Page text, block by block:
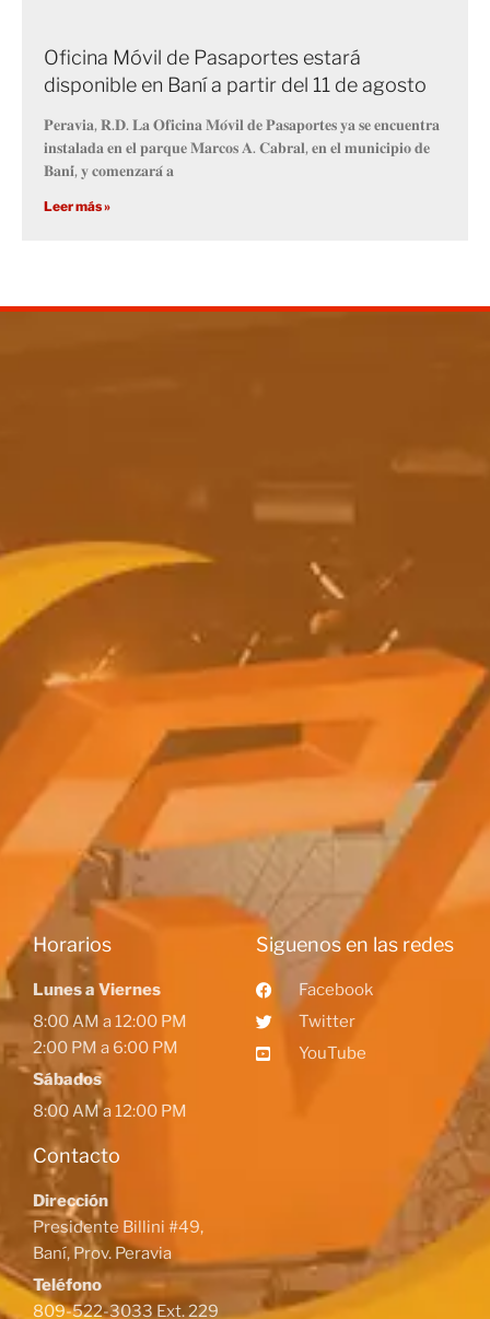
Oficina Móvil de Pasaportes estará
disponible en Baní a partir del 11 de agosto
𝐏𝐞𝐫𝐚𝐯𝐢𝐚, 𝐑.𝐃. 𝐋𝐚 𝐎𝐟𝐢𝐜𝐢𝐧𝐚 𝐌𝐨́𝐯𝐢𝐥 𝐝𝐞 𝐏𝐚𝐬𝐚𝐩𝐨𝐫𝐭𝐞𝐬 𝐲𝐚 𝐬𝐞 𝐞𝐧𝐜𝐮𝐞𝐧𝐭𝐫𝐚
𝐢𝐧𝐬𝐭𝐚𝐥𝐚𝐝𝐚 𝐞𝐧 𝐞𝐥 𝐩𝐚𝐫𝐪𝐮𝐞 𝐌𝐚𝐫𝐜𝐨𝐬 𝐀. 𝐂𝐚𝐛𝐫𝐚𝐥, 𝐞𝐧 𝐞𝐥 𝐦𝐮𝐧𝐢𝐜𝐢𝐩𝐢𝐨 𝐝𝐞
𝐁𝐚𝐧𝐢́, 𝐲 𝐜𝐨𝐦𝐞𝐧𝐳𝐚𝐫𝐚́ 𝐚
Leer más »
Horarios
Lunes a Viernes
8:00 AM a 12:00 PM
2:00 PM a 6:00 PM
Sábados
8:00 AM a 12:00 PM
Contacto
Dirección
Presidente Billini #49,
Baní, Prov. Peravia
Teléfono
809-522-3033 Ext. 229
Siguenos en las redes
Facebook
Twitter
YouTube